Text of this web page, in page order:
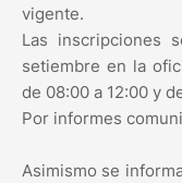
vigente.
Las inscripciones
setiembre en la
de 08:00 a 12:00 y
Por informes
Asimismo se